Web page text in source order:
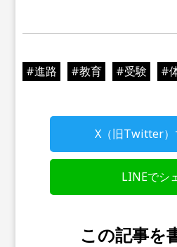
#進路 #教育 #受験 #
X（旧Twitter）
LINEでシ
この記事を